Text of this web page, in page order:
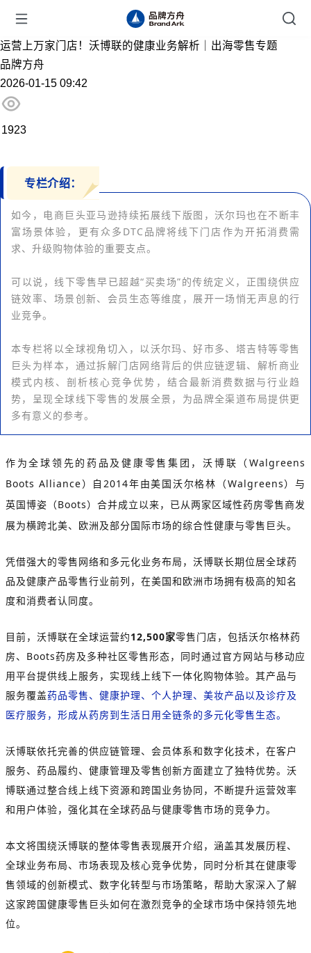
运营上万家门店！沃博联的健康业务解析｜出海零售专题
品牌方舟
2026-01-15 09:42
1923
专栏介绍：
如今，电商巨头亚马逊持续拓展线下版图，沃尔玛也在不断丰
富场景体验，更有众多DTC品牌将线下门店作为开拓消费需
求、升级购物体验的重要支点。
可以说，线下零售早已超越“买卖场”的传统定义，正围绕供应
链效率、场景创新、会员生态等维度，展开一场悄无声息的行
业竞争。
本专栏将以全球视角切入，以沃尔玛、好市多、塔吉特等零售
巨头为样本，通过拆解门店网络背后的供应链逻辑、解析商业
模式内核、剖析核心竞争优势，结合最新消费数据与行业趋
势，呈现全球线下零售的发展全景，为品牌全渠道布局提供更
多有意义的参考。
作为全球领先的药品及健康零售集团，沃博联（Walgreens
Boots Alliance）自2014年由美国沃尔格林（Walgreens）与
英国博姿（Boots）合并成立以来，已从两家区域性药房零售商发
展为横跨北美、欧洲及部分国际市场的综合性健康与零售巨头。
凭借强大的零售网络和多元化业务布局，沃博联长期位居全球药
品及健康产品零售行业前列，在美国和欧洲市场拥有极高的知名
度和消费者认同度。
目前，沃博联在全球运营约12,500家零售门店，包括沃尔格林药
房、Boots药房及多种社区零售形态，同时通过官方网站与移动应
用平台提供线上服务，实现线上线下一体化购物体验。其产品与
服务覆盖药品零售、健康护理、个人护理、美妆产品以及诊疗及
医疗服务，形成从药房到生活日用全链条的多元化零售生态。
沃博联依托完善的供应链管理、会员体系和数字化技术，在客户
服务、药品履约、健康管理及零售创新方面建立了独特优势。沃
博联通过整合线上线下资源和跨国业务协同，不断提升运营效率
和用户体验，强化其在全球药品与健康零售市场的竞争力。
本文将围绕沃博联的整体零售表现展开介绍，涵盖其发展历程、
全球业务布局、市场表现及核心竞争优势，同时分析其在健康零
售领域的创新模式、数字化转型与市场策略，帮助大家深入了解
这家跨国健康零售巨头如何在激烈竞争的全球市场中保持领先地
位。